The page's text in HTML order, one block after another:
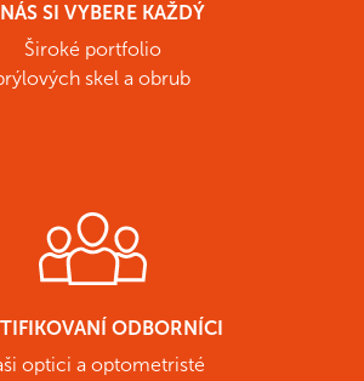
SI VYBERE KAŽDÝ
Široké portfolio
skel a obrub
ODBORNÍCI
optici a optometristé